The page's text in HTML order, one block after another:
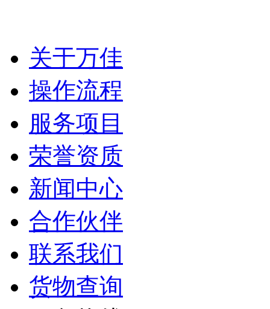
关于万佳
操作流程
服务项目
荣誉资质
新闻中心
合作伙伴
联系我们
货物查询